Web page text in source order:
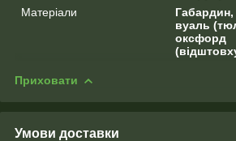
Матеріали
Габардин,
вуаль
оксфорд
Приховати
Умови доставки